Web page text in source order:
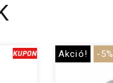
Akció! -5%